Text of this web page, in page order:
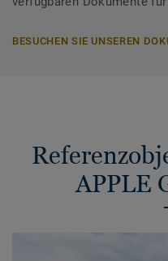
BESUCHEN SIE UNSEREN
APPLE